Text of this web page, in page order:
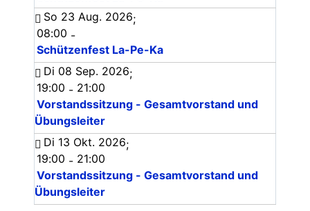
So 23 Aug. 2026;
08:00 -
Schützenfest La-Pe-Ka
Di 08 Sep. 2026;
19:00 - 21:00
Vorstandssitzung - Gesamtvorstand und
Übungsleiter
Di 13 Okt. 2026;
19:00 - 21:00
Vorstandssitzung - Gesamtvorstand und
Übungsleiter